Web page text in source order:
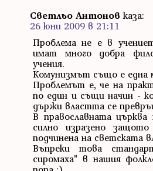
Светльо Антонов каза:
26 юни 2009 в 21:11
Проблема не е в
имат много добра
учения.
Комунизмът също е една
Проблемът е, че на
по един и същи начин -
държи властта се
В православната
силно изразено
подчинена на светската
Въпреки това
сиромаха" в нашия